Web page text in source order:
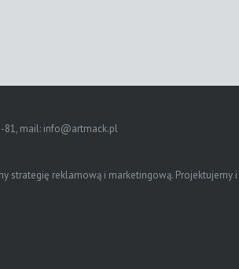
81, mail: info@artmack.pl
reklamową i marketingową. Projektujemy